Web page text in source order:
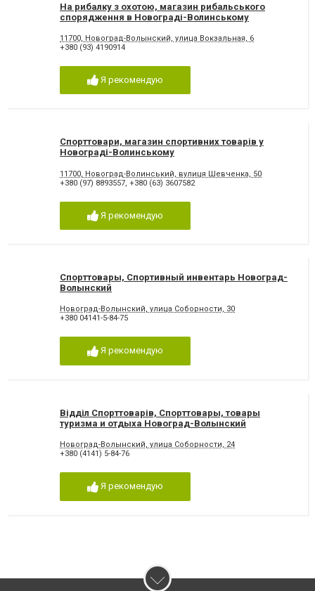
На рибалку з охотою, магазин рибальського
спорядження в Новограді-Волинському
11700, Новоград-Волынский, улица Вокзальная, 6
+380 (93) 4190914
Я рекомендую
Спорттовари, магазин спортивних товарів у
Новограді-Волинському
11700, Новоград-Волинський, вулиця Шевченка, 50
+380 (97) 8893557 +380 (63) 3607582
Я рекомендую
Спорттовары, Спортивный инвентарь Новоград-
Волынский
Новоград-Волынский, улица Соборности, 30
+380 04141-5-84-75
Я рекомендую
Відділ Спорттоварів, Спорттовары, товары
туризма и отдыха Новоград-Волынский
Новоград-Волынский, улица Соборности, 24
+380 (4141) 5-84-76
Я рекомендую